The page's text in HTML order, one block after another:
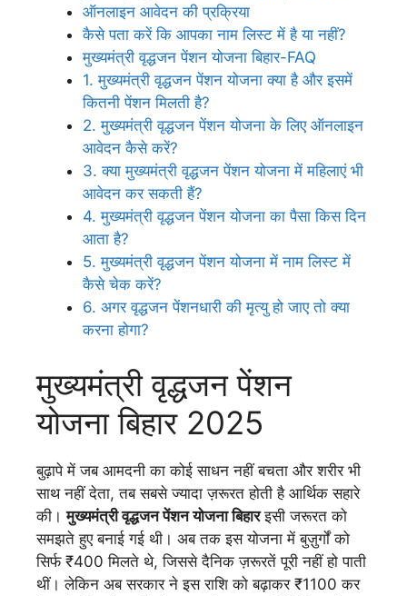
ऑनलाइन आवेदन की प्रक्रिया
कैसे पता करें कि आपका नाम लिस्ट में है या नहीं?
मुख्यमंत्री वृद्धजन पेंशन योजना बिहार-FAQ
1. मुख्यमंत्री वृद्धजन पेंशन योजना क्या है और इसमें
कितनी पेंशन मिलती है?
2. मुख्यमंत्री वृद्धजन पेंशन योजना के लिए ऑनलाइन
आवेदन कैसे करें?
3. क्या मुख्यमंत्री वृद्धजन पेंशन योजना में महिलाएं भी
आवेदन कर सकती हैं?
4. मुख्यमंत्री वृद्धजन पेंशन योजना का पैसा किस दिन
आता है?
5. मुख्यमंत्री वृद्धजन पेंशन योजना में नाम लिस्ट में
कैसे चेक करें?
6. अगर वृद्धजन पेंशनधारी की मृत्यु हो जाए तो क्या
करना होगा?
मुख्यमंत्री वृद्धजन पेंशन
योजना बिहार 2025
बुढ़ापे में जब आमदनी का कोई साधन नहीं बचता और शरीर भी
साथ नहीं देता, तब सबसे ज्यादा ज़रूरत होती है आर्थिक सहारे
की।मुख्यमंत्री वृद्धजन पेंशन योजना बिहारइसी जरूरत को
समझते हुए बनाई गई थी। अब तक इस योजना में बुज़ुर्गों को
सिर्फ ₹400 मिलते थे, जिससे दैनिक ज़रूरतें पूरी नहीं हो पाती
थीं। लेकिन अब सरकार ने इस राशि को बढ़ाकर ₹1100 कर